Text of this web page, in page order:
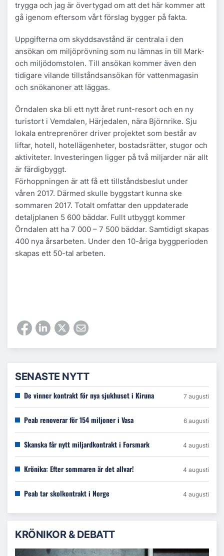
trygga och jag är övertygad om att det här kommer att
gå igenom eftersom vårt förslag bygger på fakta.
Uppgifterna om skyddsavstånd är centrala i den
ansökan om miljöprövning som nu lämnas in till Mark-
och miljödomstolen. Till ansökan kommer även den
tidigare vilande tillståndsansökan för vattenmagasin
och snökanoner att läggas.
Örndalen ska bli ett nytt året runt-resort och en ny
turistort i Vemdalen, Härjedalen, nära Björnrike. Sju
lokala entreprenörer driver projektet som består av
liftar, hotell, hotellägenheter, bostadsrätter, stugor och
aktiviteter. Investeringen ligger på två miljarder när allt
är färdigbyggt.
Förhoppningen är att få ett tillståndsbeslut under
våren 2017. Därmed skulle byggstart kunna ske
sommaren 2017. Totalt omfattar den uppdaterade
detaljplanen 5 600 bäddar. Fullt utbyggt kommer
Örndalen att ha 7 000 – 7 500 bäddar. Samtidigt skapas
400 nya årsarbeten. Under den 10-åriga byggperioden
skapas ett 50-tal arbeten.
SENASTE NYTT
De vinner kontrakt för nya sjukhuset i Kiruna 7 augusti
Peab renoverar för 154 miljoner i Vasa 6 augusti
Skanska får nytt miljardkontrakt i Forsmark 4 augusti
Krönika: Efter sommaren är det allvar! 4 augusti
Peab tar skolkontrakt i Norge 4 augusti
KRÖNIKOR & DEBATT